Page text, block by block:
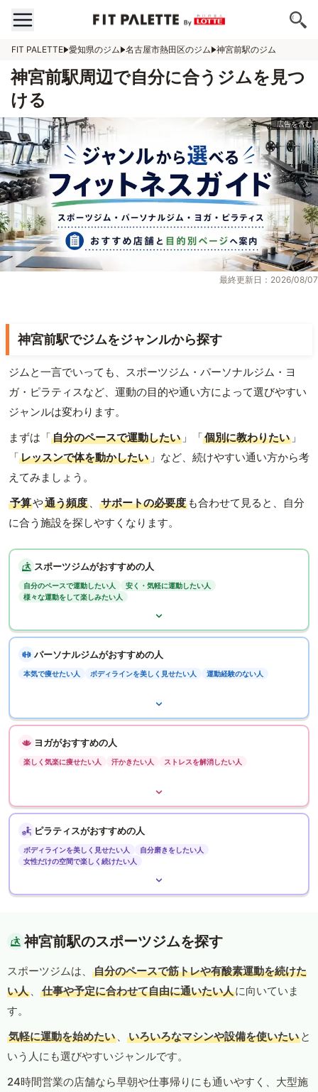
FIT PALETTE 愛知県のジム 名古屋市熱田区のジム 神宮前駅のジム
神宮前駅周辺で自分に合うジムを見つ
ける
最終更新日：2026/08/07
神宮前駅でジムをジャンルから探す
ジムと一言でいっても、スポーツジム・パーソナルジム・ヨ
ガ・ピラティスなど、運動の目的や通い方によって選びやすい
ジャンルは変わります。
まずは「自分のペースで運動したい 」「個別に教わりたい 」
「レッスンで体を動かしたい 」など、続けやすい通い方から考
えてみましょう。
予算や通う頻度 、 サポートの必要度 も合わせて見ると、自分
に合う施設を探しやすくなります。
スポーツジムがおすすめの人
自分のペースで運動したい人
安く・気軽に運動したい人
様々な運動をして楽しみたい人
パーソナルジムがおすすめの人
本気で痩せたい人 ボディラインを美しく見せたい人 運動経験のない人
ヨガがおすすめの人
楽しく気楽に痩せたい人 汗かきたい人 ストレスを解消したい人
ピラティスがおすすめの人
ボディラインを美しく見せたい人
自分磨きをしたい人
女性だけの空間で楽しく続けたい人
神宮前駅のスポーツジムを探す
スポーツジムは、
自分のペースで筋トレや有酸素運動を続けた
い人 、 仕事や予定に合わせて自由に通いたい人に向いていま
す。
気軽に運動を始めたい 、 いろいろなマシンや設備を使いたい と
いう人にも選びやすいジャンルです。
24時間営業の店舗なら早朝や仕事帰りにも通いやすく、大型施